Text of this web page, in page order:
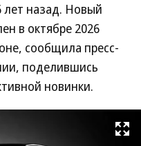
лет назад. Новый
в октябре 2026
сообщила пресс-
поделившись
новинки.
Развернуть